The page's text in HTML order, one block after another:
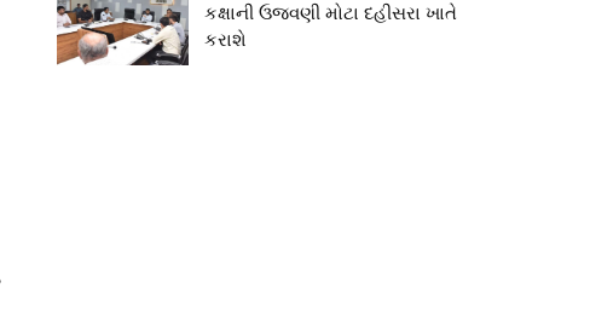
કક્ષાની ઉજવણી મોટા દહીસરા ખાતે
કરાશે